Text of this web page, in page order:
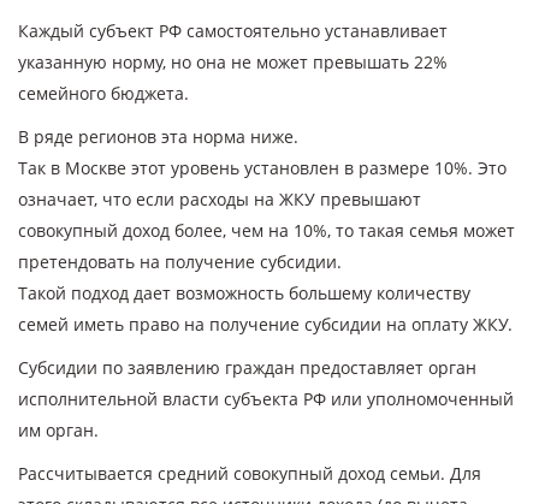
Каждый субъект РФ самостоятельно устанавливает
указанную норму, но она не может превышать 22%
семейного бюджета.
В ряде регионов эта норма ниже.
Так в Москве этот уровень установлен в размере 10%. Это
означает, что если расходы на ЖКУ превышают
совокупный доход более, чем на 10%, то такая семья может
претендовать на получение субсидии.
Такой подход дает возможность большему количеству
семей иметь право на получение субсидии на оплату ЖКУ.
Субсидии по заявлению граждан предоставляет орган
исполнительной власти субъекта РФ или уполномоченный
им орган.
Рассчитывается средний совокупный доход семьи. Для